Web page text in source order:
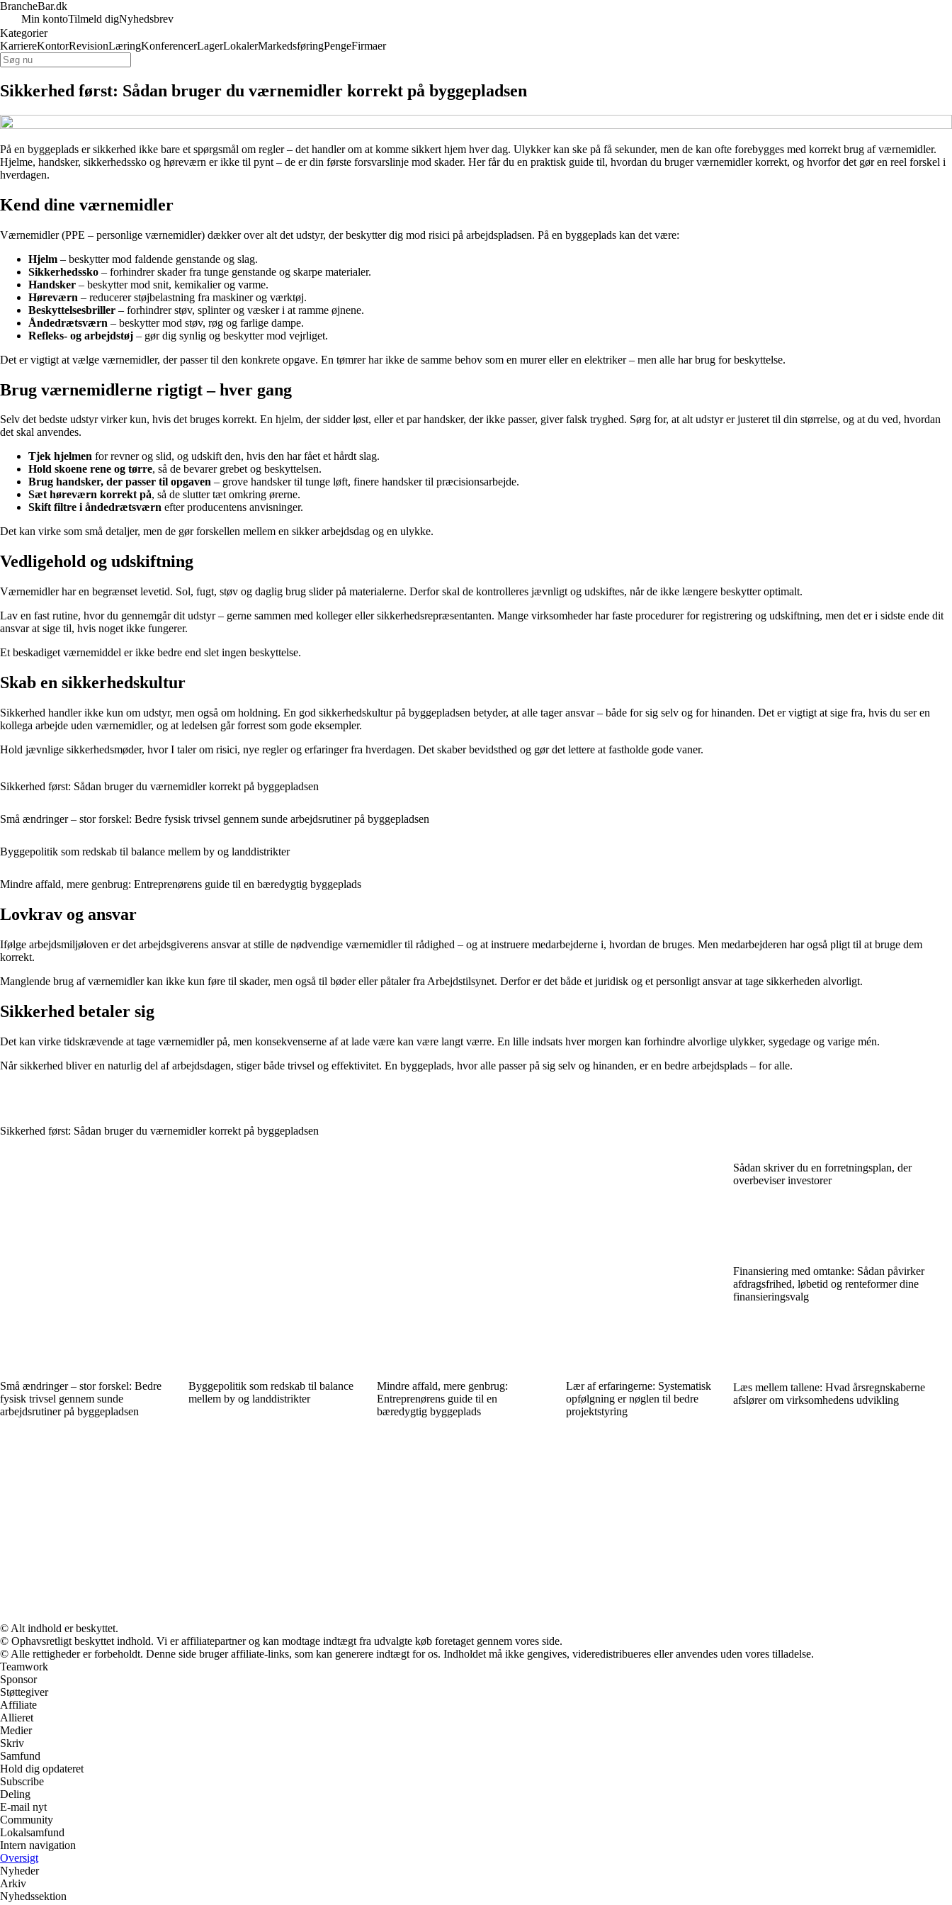
BrancheBar.dk
Min kontoTilmeld digNyhedsbrev
Kategorier
KarriereKontorRevisionLæringKonferencerLagerLokalerMarkedsføringPengeFirmaer
Sikkerhed først: Sådan bruger du værnemidler korrekt på byggepladsen
På en byggeplads er sikkerhed ikke bare et spørgsmål om regler – det handler om at komme sikkert hjem hver dag. Ulykker kan ske på få sekunder, men de kan ofte forebygges med korrekt brug af værnemidler.
Hjelme, handsker, sikkerhedssko og høreværn er ikke til pynt – de er din første forsvarslinje mod skader. Her får du en praktisk guide til, hvordan du bruger værnemidler korrekt, og hvorfor det gør en reel forskel i
hverdagen.
Kend dine værnemidler
Værnemidler (PPE – personlige værnemidler) dækker over alt det udstyr, der beskytter dig mod risici på arbejdspladsen. På en byggeplads kan det være:
Hjelm – beskytter mod faldende genstande og slag.
Sikkerhedssko – forhindrer skader fra tunge genstande og skarpe materialer.
Handsker – beskytter mod snit, kemikalier og varme.
Høreværn – reducerer støjbelastning fra maskiner og værktøj.
Beskyttelsesbriller – forhindrer støv, splinter og væsker i at ramme øjnene.
Åndedrætsværn – beskytter mod støv, røg og farlige dampe.
Refleks- og arbejdstøj – gør dig synlig og beskytter mod vejrliget.
Det er vigtigt at vælge værnemidler, der passer til den konkrete opgave. En tømrer har ikke de samme behov som en murer eller en elektriker – men alle har brug for beskyttelse.
Brug værnemidlerne rigtigt – hver gang
Selv det bedste udstyr virker kun, hvis det bruges korrekt. En hjelm, der sidder løst, eller et par handsker, der ikke passer, giver falsk tryghed. Sørg for, at alt udstyr er justeret til din størrelse, og at du ved, hvordan
det skal anvendes.
Tjek hjelmen for revner og slid, og udskift den, hvis den har fået et hårdt slag.
Hold skoene rene og tørre, så de bevarer grebet og beskyttelsen.
Brug handsker, der passer til opgaven – grove handsker til tunge løft, finere handsker til præcisionsarbejde.
Sæt høreværn korrekt på, så de slutter tæt omkring ørerne.
Skift filtre i åndedrætsværn efter producentens anvisninger.
Det kan virke som små detaljer, men de gør forskellen mellem en sikker arbejdsdag og en ulykke.
Vedligehold og udskiftning
Værnemidler har en begrænset levetid. Sol, fugt, støv og daglig brug slider på materialerne. Derfor skal de kontrolleres jævnligt og udskiftes, når de ikke længere beskytter optimalt.
Lav en fast rutine, hvor du gennemgår dit udstyr – gerne sammen med kolleger eller sikkerhedsrepræsentanten. Mange virksomheder har faste procedurer for registrering og udskiftning, men det er i sidste ende dit
ansvar at sige til, hvis noget ikke fungerer.
Et beskadiget værnemiddel er ikke bedre end slet ingen beskyttelse.
Skab en sikkerhedskultur
Sikkerhed handler ikke kun om udstyr, men også om holdning. En god sikkerhedskultur på byggepladsen betyder, at alle tager ansvar – både for sig selv og for hinanden. Det er vigtigt at sige fra, hvis du ser en
kollega arbejde uden værnemidler, og at ledelsen går forrest som gode eksempler.
Hold jævnlige sikkerhedsmøder, hvor I taler om risici, nye regler og erfaringer fra hverdagen. Det skaber bevidsthed og gør det lettere at fastholde gode vaner.
Sikkerhed først: Sådan bruger du værnemidler korrekt på byggepladsen
Små ændringer – stor forskel: Bedre fysisk trivsel gennem sunde arbejdsrutiner på byggepladsen
Byggepolitik som redskab til balance mellem by og landdistrikter
Mindre affald, mere genbrug: Entreprenørens guide til en bæredygtig byggeplads
Lovkrav og ansvar
Ifølge arbejdsmiljøloven er det arbejdsgiverens ansvar at stille de nødvendige værnemidler til rådighed – og at instruere medarbejderne i, hvordan de bruges. Men medarbejderen har også pligt til at bruge dem
korrekt.
Manglende brug af værnemidler kan ikke kun føre til skader, men også til bøder eller påtaler fra Arbejdstilsynet. Derfor er det både et juridisk og et personligt ansvar at tage sikkerheden alvorligt.
Sikkerhed betaler sig
Det kan virke tidskrævende at tage værnemidler på, men konsekvenserne af at lade være kan være langt værre. En lille indsats hver morgen kan forhindre alvorlige ulykker, sygedage og varige mén.
Når sikkerhed bliver en naturlig del af arbejdsdagen, stiger både trivsel og effektivitet. En byggeplads, hvor alle passer på sig selv og hinanden, er en bedre arbejdsplads – for alle.
Sikkerhed først: Sådan bruger du værnemidler korrekt på byggepladsen
Små ændringer – stor forskel: Bedre
fysisk trivsel gennem sunde
arbejdsrutiner på byggepladsen
Byggepolitik som redskab til balance
mellem by og landdistrikter
Mindre affald, mere genbrug:
Entreprenørens guide til en
bæredygtig byggeplads
Lær af erfaringerne: Systematisk
opfølgning er nøglen til bedre
projektstyring
Sådan skriver du en forretningsplan, der
overbeviser investorer
Finansiering med omtanke: Sådan påvirker
afdragsfrihed, løbetid og renteformer dine
finansieringsvalg
Læs mellem tallene: Hvad årsregnskaberne
afslører om virksomhedens udvikling
© Alt indhold er beskyttet.
© Ophavsretligt beskyttet indhold. Vi er affiliatepartner og kan modtage indtægt fra udvalgte køb foretaget gennem vores side.
© Alle rettigheder er forbeholdt. Denne side bruger affiliate-links, som kan generere indtægt for os. Indholdet må ikke gengives, videredistribueres eller anvendes uden vores tilladelse.
Teamwork
Sponsor
Støttegiver
Affiliate
Allieret
Medier
Skriv
Samfund
Hold dig opdateret
Subscribe
Deling
E-mail nyt
Community
Lokalsamfund
Intern navigation
Oversigt
Nyheder
Arkiv
Nyhedssektion